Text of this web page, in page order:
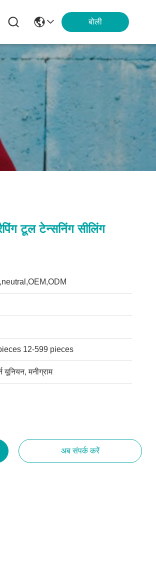
बोली
टूल टेन्सनिंग सीलिंग
12-599 pieces
यूनियन, मनीग्राम
अब संपर्क करें